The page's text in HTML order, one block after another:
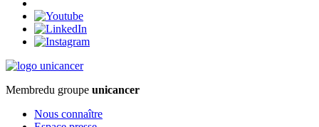
Membredu groupe unicancer
Nous connaître